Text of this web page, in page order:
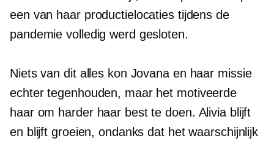
een van haar productielocaties tijdens de
pandemie volledig werd gesloten.
Niets van dit alles kon Jovana en haar missie
echter tegenhouden, maar het motiveerde
haar om harder haar best te doen. Alivia blijft
en blijft groeien, ondanks dat het waarschijnlijk